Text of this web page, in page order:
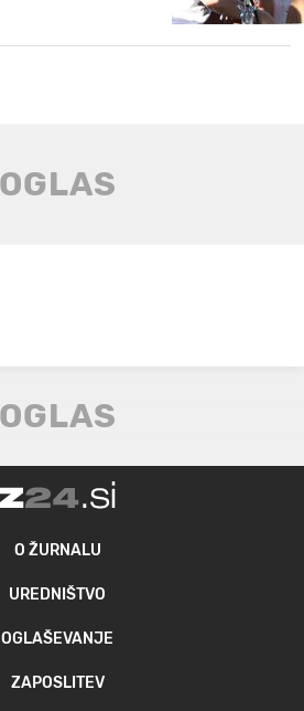
O ŽURNALU
UREDNIŠTVO
OGLAŠEVANJE
ZAPOSLITEV